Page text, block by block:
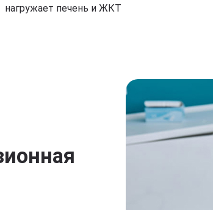
нагружает печень и ЖКТ